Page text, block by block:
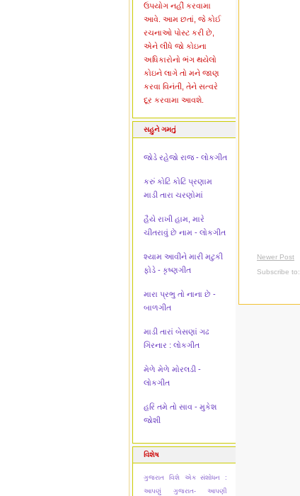
ઉપયોગ નહીં કરવામા
આવે. આમ છતાં, જે કોઈ
રચનાઓ પોસ્ટ કરી છે,
એને લીધે જો કોઇના
અધિકારોનો ભંગ થયેલો
કોઇને લાગે તો મને જાણ
કરવા વિનંતી, તેને સત્વરે
દૂર કરવામા આવશે.
સહુને ગમતું
જોડે રહેજો રાજ - લોકગીત
કરું કોટિ કોટિ પ્રણામ
માડી તારા ચરણોમાં
હૈયે રાખી હામ, મારે
ચીતરાવું છે નામ - લોકગીત
શ્યામ આવીને મારી મટુકી
ફોડે - કૃષ્ણગીત
મારા પ્રભુ તો નાના છે -
બાળગીત
માડી તારાં બેસણાં ગઢ
ગિરનાર : લોકગીત
મેળે મેળે મોરલડી -
લોકગીત
હરિ તમે તો સાવ - મુકેશ
જોશી
વિશેષ
ગુજરાત વિશે એક સંશોધન :
આપણું ગુજરાત- આપણી
Newer Post
Subscribe to: